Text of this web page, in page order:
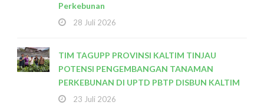
Perkebunan
28 Juli 2026
TIM TAGUPP PROVINSI KALTIM TINJAU
POTENSI PENGEMBANGAN TANAMAN
PERKEBUNAN DI UPTD PBTP DISBUN KALTIM
23 Juli 2026